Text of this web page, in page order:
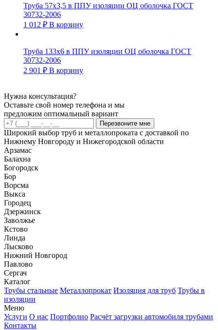
Труба 57х3,5 в ППУ изоляции ОЦ оболочка ГОСТ
30732-2006
1 012 ₽ В корзину
Труба 133х6 в ППУ изоляции ОЦ оболочка ГОСТ
30732-2006
2 901 ₽ В корзину
Нужна консультация?
Оставьте свой номер телефона и мы
предложим оптимальный вариант
Перезвоните мне
Широкий выбор труб и металлопроката с доставкой по
Нижнему Новгороду и Нижегородской области
Арзамас
Балахна
Богородск
Бор
Ворсма
Выкса
Городец
Дзержинск
Заволжье
Кстово
Линда
Лысково
Нижний Новгород
Павлово
Сергач
Каталог
Трубы стальные Металлопрокат Изоляция для труб Трубы в
изоляции
Меню
Услуги О нас Портфолио Расчёт загрузки автомобиля трубами
Контакты